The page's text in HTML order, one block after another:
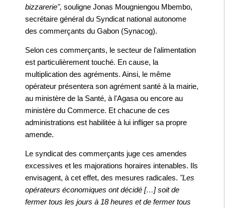
bizzarerie", souligne Jonas Mougniengou Mbembo,
secrétaire général du Syndicat national autonome
des commerçants du Gabon (Synacog).
Selon ces commerçants, le secteur de l'alimentation
est particulièrement touché. En cause, la
multiplication des agréments. Ainsi, le même
opérateur présentera son agrément santé à la mairie,
au ministère de la Santé, à l'Agasa ou encore au
ministère du Commerce. Et chacune de ces
administrations est habilitée à lui infliger sa propre
amende.
Le syndicat des commerçants juge ces amendes
excessives et les majorations horaires intenables. Ils
envisagent, à cet effet, des mesures radicales. "Les
opérateurs économiques ont décidé […] soit de
fermer tous les jours à 18 heures et de fermer tous